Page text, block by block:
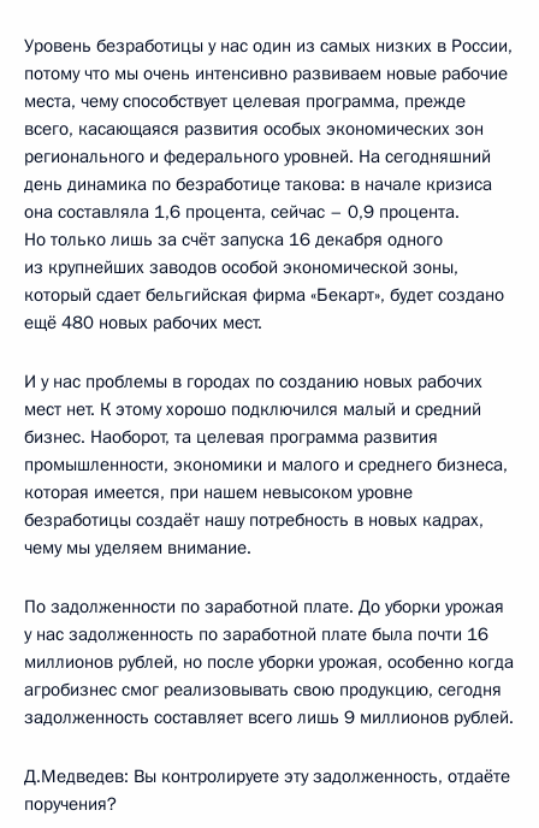
Уровень безработицы у нас один из самых низких в России,
потому что мы очень интенсивно развиваем новые рабочие
места, чему способствует целевая программа, прежде
всего, касающаяся развития особых экономических зон
регионального и федерального уровней. На сегодняшний
день динамика по безработице такова: в начале кризиса
она составляла 1,6 процента, сейчас – 0,9 процента.
Но только лишь за счёт запуска 16 декабря одного
из крупнейших заводов особой экономической зоны,
который сдает бельгийская фирма «Бекарт», будет создано
ещё 480 новых рабочих мест.
И у нас проблемы в городах по созданию новых рабочих
мест нет. К этому хорошо подключился малый и средний
бизнес. Наоборот, та целевая программа развития
промышленности, экономики и малого и среднего бизнеса,
которая имеется, при нашем невысоком уровне
безработицы создаёт нашу потребность в новых кадрах,
чему мы уделяем внимание.
По задолженности по заработной плате. До уборки урожая
у нас задолженность по заработной плате была почти 16
миллионов рублей, но после уборки урожая, особенно когда
агробизнес смог реализовывать свою продукцию, сегодня
задолженность составляет всего лишь 9 миллионов рублей.
Д.Медведев: Вы контролируете эту задолженность, отдаёте
поручения?